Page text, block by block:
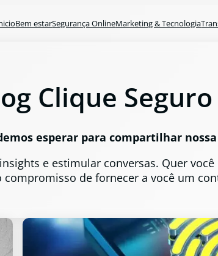
Bem estarSegurança OnlineMarketing & Tecnologia
Clique Seguro
esperar para compartilhar
e estimular conversas. Quer
de fornecer a você um